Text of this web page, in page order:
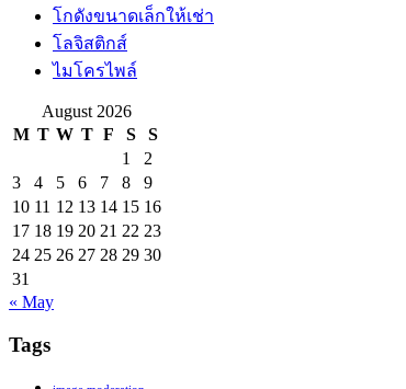
โกดังขนาดเล็กให้เช่า
โลจิสติกส์
ไมโครไพล์
August 2026
M T W T F S
S
1
2
3
4 5 6 7 8
9
10 11 12 13 14 15 16
17 18 19 20 21 22 23
24 25 26 27 28 29 30
31
« May
Tags